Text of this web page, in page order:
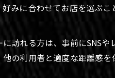
好みに合わせてお店を選ぶ
に訪れる方は、事前にSNS
他の利用者と適度な距離感